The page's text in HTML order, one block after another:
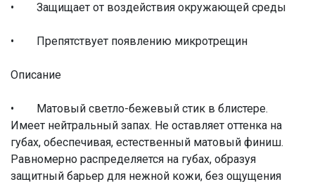
• Защищает от воздействия окружающей среды
• Препятствует появлению микротрещин
Описание
• Матовый светло-бежевый стик в блистере.
Имеет нейтральный запах. Не оставляет оттенка на
губах, обеспечивая, естественный матовый финиш.
Равномерно распределяется на губах, образуя
защитный барьер для нежной кожи, без ощущения